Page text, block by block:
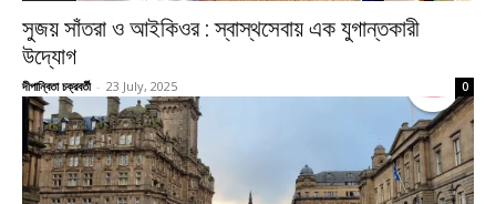
সুজয় সাঁতরা ও আইকিওর : স্বাস্থসেবায় এক যুগান্তকারী
উদ্যোগ
দীপান্বিতা চক্রবর্তী - 23 July, 2025 0